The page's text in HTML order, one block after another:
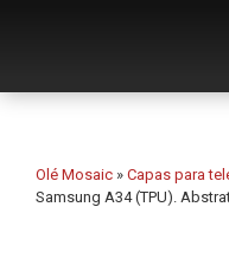
Quem somos
Olé Mosaic » Capas para
Samsung A34 (TPU).